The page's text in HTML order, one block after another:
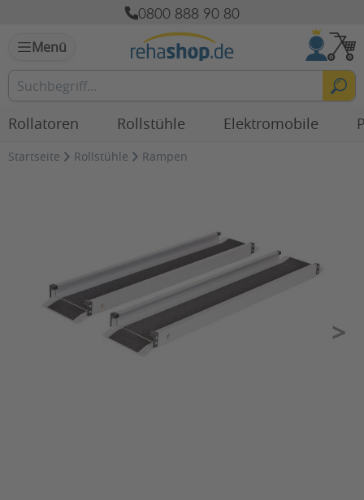
0800 888 90 80
Menü
Rollatoren Rollstühle Elektromobile
Startseite Rollstühle Rampen